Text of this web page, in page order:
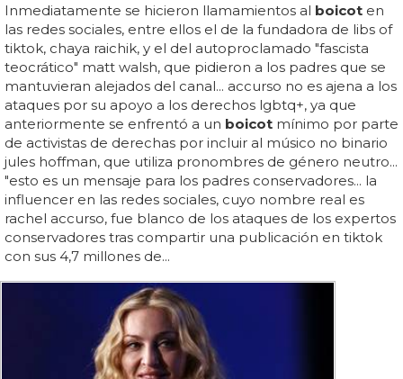
Inmediatamente se hicieron llamamientos al boicot en
las redes sociales, entre ellos el de la fundadora de libs of
tiktok, chaya raichik, y el del autoproclamado "fascista
teocrático" matt walsh, que pidieron a los padres que se
mantuvieran alejados del canal... accurso no es ajena a los
ataques por su apoyo a los derechos lgbtq+, ya que
anteriormente se enfrentó a un boicot mínimo por parte
de activistas de derechas por incluir al músico no binario
jules hoffman, que utiliza pronombres de género neutro...
"esto es un mensaje para los padres conservadores... la
influencer en las redes sociales, cuyo nombre real es
rachel accurso, fue blanco de los ataques de los expertos
conservadores tras compartir una publicación en tiktok
con sus 4,7 millones de...